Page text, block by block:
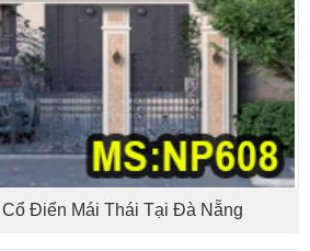
Điển Mái Thái Tại Đà Nẵng